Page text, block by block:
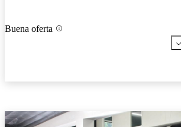
Buena oferta